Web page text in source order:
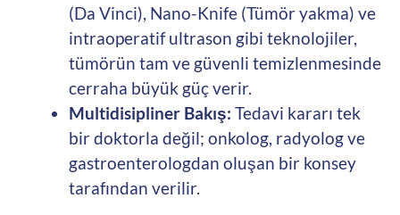
(Da Vinci), Nano-Knife (Tümör yakma) ve
intraoperatif ultrason gibi teknolojiler,
tümörün tam ve güvenli temizlenmesinde
cerraha büyük güç verir.
Multidisipliner Bakış: Tedavi kararı tek
bir doktorla değil; onkolog, radyolog ve
gastroenterologdan oluşan bir konsey
tarafından verilir.